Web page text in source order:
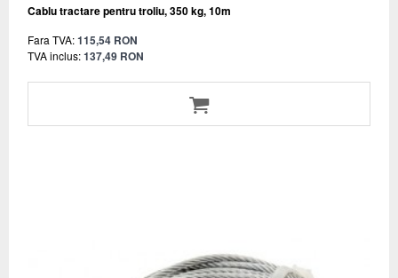
Cablu tractare pentru troliu, 350 kg, 10m
Fara TVA:115,54 RON
TVA inclus:137,49 RON